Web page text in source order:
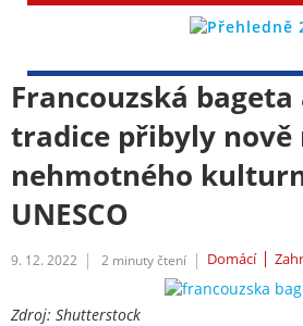
Francouzská
tradice přibyly nově
nehmotného
UNESCO
9. 12. 2022 2 minuty čtení Domácí
Zdroj: Shutterstock